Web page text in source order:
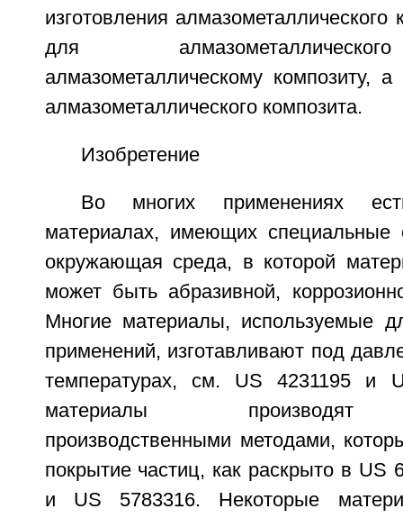
изготовления алмазометаллического
для
алмазометаллическому композиту,
алмазометаллического композита.
Изобретение
Во многих применениях
материалах, имеющих специальные
окружающая среда, в которой
может быть абразивной,
Многие материалы, используемые
применений, изготавливают под
температурах, см. US 4231195 и
материалы производят
производственными методами,
покрытие частиц, как раскрыто в US
и US 5783316. Некоторые